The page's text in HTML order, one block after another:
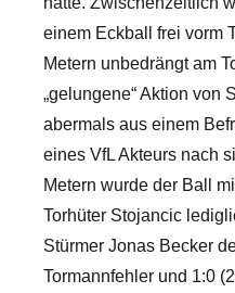
einem Eckball frei vorm
Metern unbedrängt am
„gelungene“ Aktion von
abermals aus einem
eines VfL Akteurs nach
Metern wurde der Ball
Torhüter Stojancic
Stürmer Jonas Becker
Tormannfehler und 1:0